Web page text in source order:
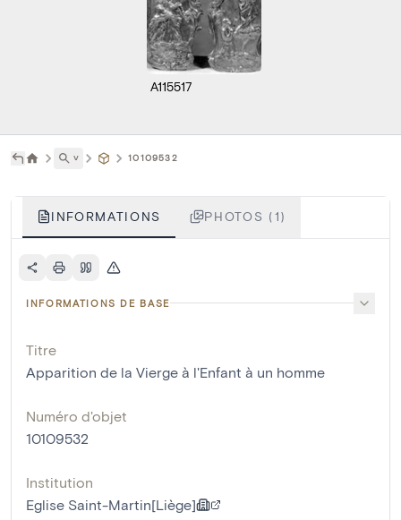
A115517
˅ 10109532
INFORMATIONS PHOTOS (1)
INFORMATIONS DE BASE
Titre
Apparition de la Vierge à l'Enfant à un homme
Numéro d'objet
10109532
Institution
Eglise Saint-Martin[Liège]